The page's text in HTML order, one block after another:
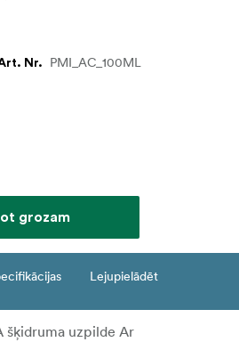
Nr. PMI_AC_100ML
grozam
Lejupielādēt
šķidruma uzpilde Ar